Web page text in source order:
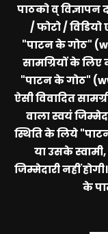
पाठको व् विज्ञापन
/ फोटो /
"पाटन के गोठ"
सामग्रियों के लिए
"पाटन के गोठ"
ऐसी विवादित
वाला स्वयं
स्थिति के लिये
या उसके
जिम्मेदारी नहीं
के